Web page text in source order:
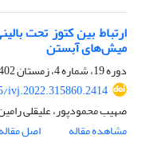
ارتباط بین کتوز تحت
میش‌های آبستن
دوره 19، شماره 4، زمستان 1402، صفحه
ivj.2022.315860.2414
صهیب محمودپور، علیقلی
مشاهده مقاله
اصل مقاله